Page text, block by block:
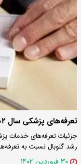
تعرفه‌های پزشکی سال ۱۴۰۲ اعلام شد
رشد گلوبال نسبت به
۳۰ فروردین ۱۴۰۲